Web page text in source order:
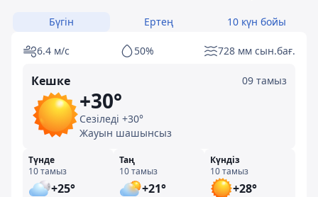
Бүгін Ертең 10 күн бойы
6.4 м/с 50% 728 мм сын.бағ.
Кешке 09 тамыз
+30°
Сезіледі +30°
Жауын шашынсыз
Түнде
10 тамыз
+25°
Таң
10 тамыз
+21°
Күндіз
10 тамыз
+28°